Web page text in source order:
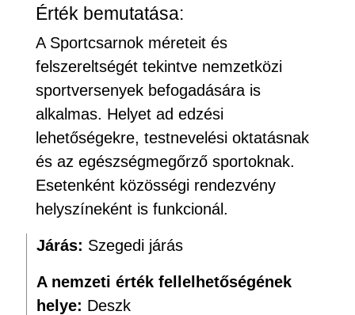
Érték bemutatása:
A Sportcsarnok méreteit és
felszereltségét tekintve nemzetközi
sportversenyek befogadására is
alkalmas. Helyet ad edzési
lehetőségekre, testnevelési oktatásnak
és az egészségmegőrző sportoknak.
Esetenként közösségi rendezvény
helyszíneként is funkcionál.
Járás: Szegedi járás
A nemzeti érték fellelhetőségének
helye: Deszk